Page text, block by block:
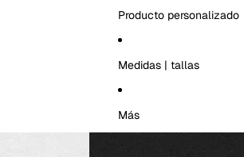
Producto personalizado
Medidas | tallas
Más
Ir directamente a la información del producto